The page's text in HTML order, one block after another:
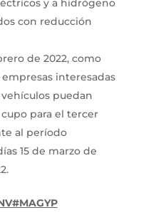
y a hidrógeno
con reducción
de 2022, como
interesadas
puedan
para el tercer
al período
15 de marzo de